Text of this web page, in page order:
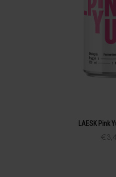
LAESK Pink
€